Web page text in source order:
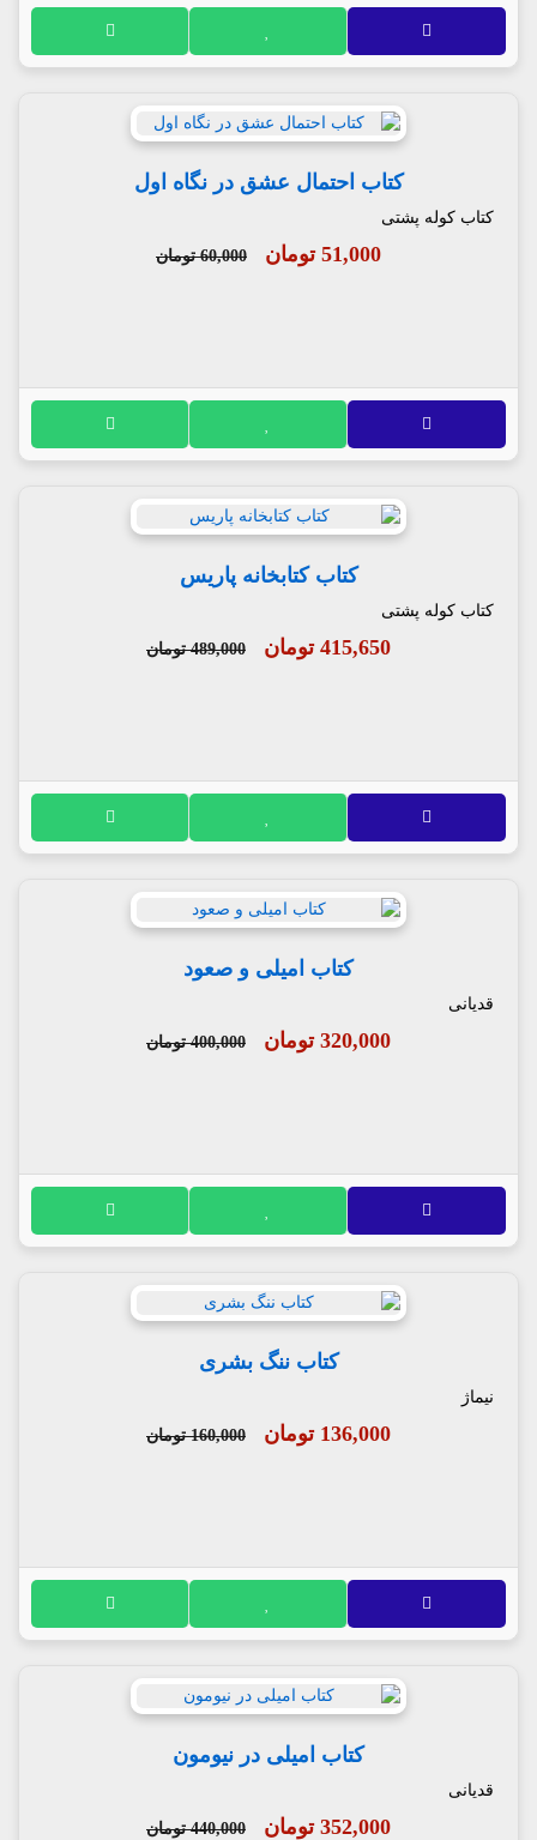
کتاب احتمال عشق در نگاه اول
کتاب کوله پشتی
51,000 تومان 60,000 تومان
کتاب کتابخانه پاریس
کتاب کوله پشتی
415,650 تومان 489,000 تومان
کتاب امیلی و صعود
قدیانی
320,000 تومان 400,000 تومان
کتاب ننگ بشری
نیماژ
136,000 تومان 160,000 تومان
کتاب امیلی در نیومون
قدیانی
352,000 تومان 440,000 تومان